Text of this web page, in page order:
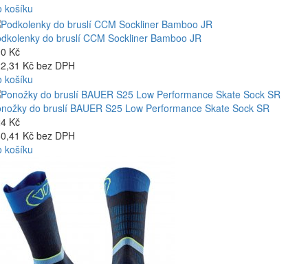
košíku
do bruslí CCM Sockliner Bamboo JR
Kč
Kč bez DPH
košíku
do bruslí BAUER S25 Low Performance Skate Sock SR
Kč
Kč bez DPH
košíku